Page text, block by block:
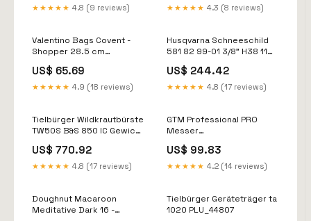
★★★★★ 4.8 (9 reviews) ★★★★★ 4.3 (8 reviews)
Valentino Bags Covent -
Shopper 28.5 cm
US$ 65.69
★★★★★ 4.9 (18 reviews)
Husqvarna Schneeschild
581 82 99-01 3/8" H38 11
US$ 244.42
★★★★★ 4.8 (17 reviews)
Tielbürger Wildkrautbürste
TW50S B&S 850 IC Gewicht
US$ 770.92
★★★★★ 4.8 (17 reviews)
GTM Professional PRO
Messer
Für AS 799 und AS 800
US$ 99.83
★★★★★ 4.2 (14 reviews)
Doughnut Macaroon
Meditative Dark 16 -
Tielbürger Geräteträger ta
1020 PLU_44807